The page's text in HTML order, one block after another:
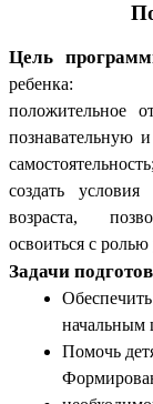
Цель
ребенка:
положительное
познавательную
самостоятельность;
создать условия
возраста,
освоиться с ролью
Задачи
начальным
Помочь